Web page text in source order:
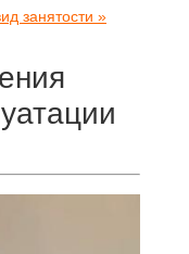
занятости »